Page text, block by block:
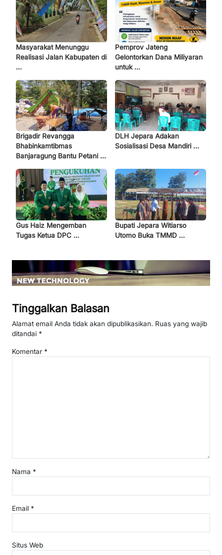
Masyarakat Menunggu
Realisasi Jalan Kabupaten di
...
Pemprov Jateng
Gelontorkan Dana Miliyaran
untuk ...
Brigadir Revangga
Bhabinkamtibmas
Banjaragung Bantu Petani ...
DLH Jepara Adakan
Sosialisasi Desa Mandiri ...
Gus Haiz Mengemban
Tugas Ketua DPC ...
Bupati Jepara Witiarso
Utomo Buka TMMD ...
Tinggalkan Balasan
Alamat email Anda tidak akan dipublikasikan. Ruas yang wajib
ditandai *
Komentar *
Nama *
Email *
Situs Web